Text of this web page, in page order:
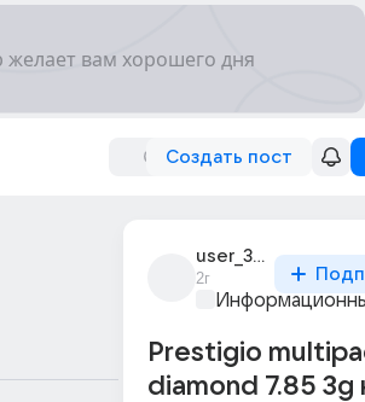
Создать пост
user_305936693
2г
Prestigio
diamond 7.85 3g